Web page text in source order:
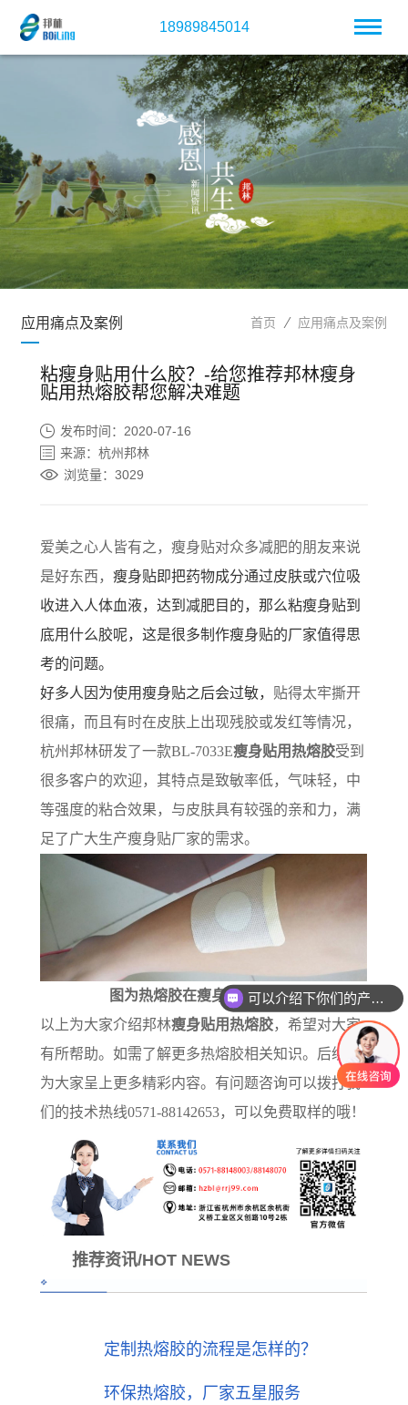
18989845014
应用痛点及案例 首页 应用痛点及案例
粘瘦身贴用什么胶？-给您推荐邦林瘦身
贴用热熔胶帮您解决难题
发布时间：2020-07-16
来源：杭州邦林
浏览量：3029
爱美之心人皆有之，瘦身贴对众多减肥的朋友来说
是好东西，瘦身贴即把药物成分通过皮肤或穴位吸
收进入人体血液，达到减肥目的，那么粘瘦身贴到
底用什么胶呢，这是很多制作瘦身贴的厂家值得思
考的问题。
好多人因为使用瘦身贴之后会过敏， 贴得太牢撕开
很痛，而且有时在皮肤上出现残胶或发红等情况，
杭州邦林研发了一款BL-7033E瘦身贴用热熔胶受到
很多客户的欢迎，其特点是致敏率低，气味轻，中
等强度的粘合效果，与皮肤具有较强的亲和力，满
足了广大生产瘦身贴厂家的需求。
图为热熔胶在瘦身贴上的应用
以上为大家介绍邦林瘦身贴用热熔胶，希望对大家
有所帮助。如需了解更多热熔胶相关知识。后续将
为大家呈上更多精彩内容。有问题咨询可以拨打我
们的技术热线0571-88142653，可以免费取样的哦！
推荐资讯/HOT NEWS
定制热熔胶的流程是怎样的？
环保热熔胶，厂家五星服务
可以介绍下你们的产品么？